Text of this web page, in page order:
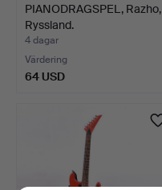
PIANODRAGSPEL, Razho,
Ryssland.
4 dagar
Värdering
64 USD